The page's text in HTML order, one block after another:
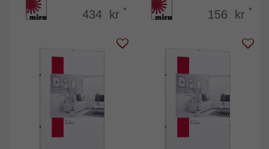
434 kr * 156 kr *